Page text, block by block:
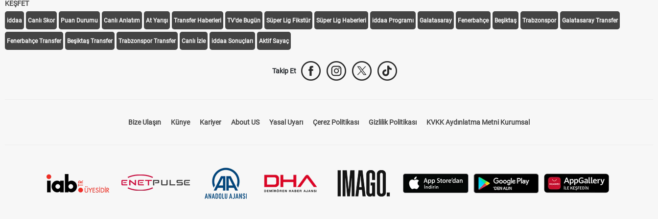
KEŞFET
iddaa Canlı Skor Puan Durumu Canlı Anlatım At Yarışı Transfer Haberleri TV'de Bugün Süper Lig Fikstür Süper Lig Haberleri iddaa Programı Galatasaray Fenerbahçe Beşiktaş Trabzonspor Galatasaray Transfer
Fenerbahçe Transfer Beşiktaş Transfer Trabzonspor Transfer Canlı İzle iddaa Sonuçları Aktif Sayaç
Takip Et
Bize Ulaşın Künye Kariyer About US Yasal Uyarı Çerez Politikası Gizlilik Politikası KVKK Aydınlatma Metni Kurumsal